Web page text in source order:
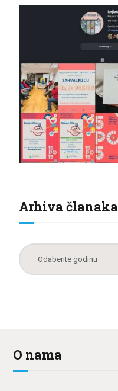
Arhiva članaka
O nama